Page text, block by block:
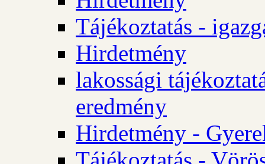
Tájékoztatás -
Hirdetmény
lakossági
eredmény
Hirdetmény -